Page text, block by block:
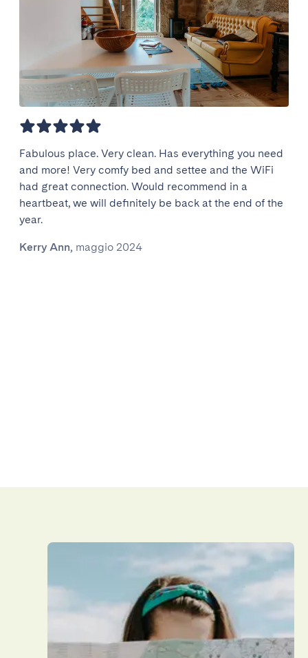
Fabulous place. Very clean. Has everything you need
and more! Very comfy bed and settee and the WiFi
had great connection. Would recommend in a
heartbeat, we will definitely be back at the end of the
year.
Kerry Ann, maggio 2024